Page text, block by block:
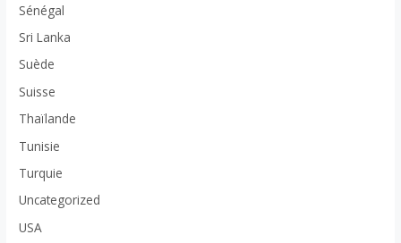
Sénégal
Sri Lanka
Suède
Suisse
Thaïlande
Tunisie
Turquie
Uncategorized
USA